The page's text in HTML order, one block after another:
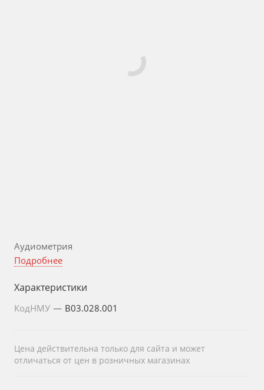
Аудиометрия
Подробнее
Характеристики
КодНМУ — B03.028.001
Цена действительна только для сайта и может
отличаться от цен в розничных магазинах